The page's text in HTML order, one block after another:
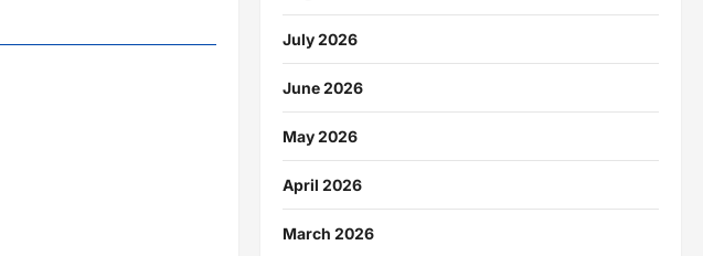
July 2026
June 2026
May 2026
April 2026
March 2026